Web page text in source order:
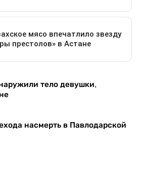
тело девушки,
насмерть в Павлодарской